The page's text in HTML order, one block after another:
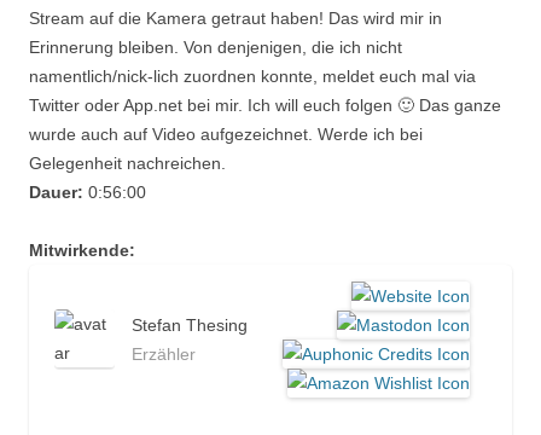
Stream auf die Kamera getraut haben! Das wird mir in
Erinnerung bleiben. Von denjenigen, die ich nicht
namentlich/nick-lich zuordnen konnte, meldet euch mal via
Twitter oder App.net bei mir. Ich will euch folgen 🙂 Das ganze
wurde auch auf Video aufgezeichnet. Werde ich bei
Gelegenheit nachreichen.
Dauer: 0:56:00
Mitwirkende:
Stefan Thesing
Erzähler